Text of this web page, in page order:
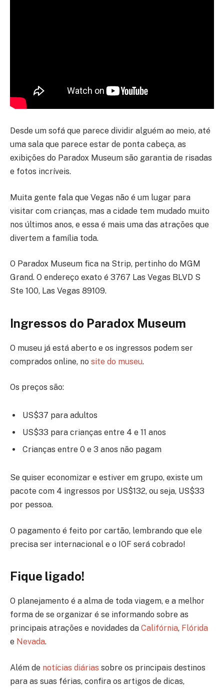
Desde um sofá que parece dividir alguém ao meio, até
uma sala que parece estar de ponta cabeça, as
exibições do Paradox Museum são garantia de risadas
e fotos incríveis.
Muita gente fala que Vegas não é um lugar para
visitar com crianças, mas a cidade tem mudado muito
nos últimos anos, e essa é mais uma das atrações que
divertem a família toda.
O Paradox Museum fica na Strip, pertinho do MGM
Grand. O endereço exato é 3767 Las Vegas BLVD S
Ste 100, Las Vegas 89109.
Ingressos do Paradox Museum
O museu já está aberto e os ingressos podem ser
comprados online, no site do museu.
Os preços são:
US$37 para adultos
US$33 para crianças entre 4 e 11 anos
Crianças entre 0 e 3 anos não pagam
Se quiser economizar e estiver em grupo, existe um
pacote com 4 ingressos por US$132, ou seja, US$33
por pessoa.
O pagamento é feito por cartão, lembrando que ele
precisa ser internacional e o IOF será cobrado!
Fique ligado!
O planejamento é a alma de toda viagem, e a melhor
forma de se organizar é se informando sobre as
principais atrações e novidades da Califórnia, Flórida
e Nevada.
Além de notícias diárias sobre os principais destinos
para as suas férias, confira os artigos de dicas,